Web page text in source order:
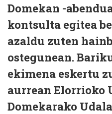
Domekan -
kontsulta egitea
azaldu zuten
ostegunean.
ekimena eskertu
aurrean Elorrioko
Domekarako